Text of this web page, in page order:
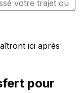
ici après
pour